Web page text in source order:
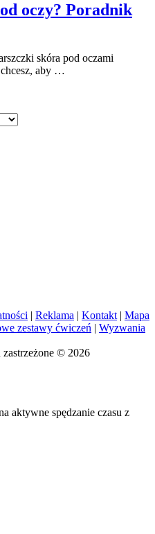
oczy? Poradnik
skóra pod oczami
chcesz, aby …
| Reklama | Kontakt | Mapa
zestawy ćwiczeń | Wyzwania
© 2026
aktywne spędzanie czasu z